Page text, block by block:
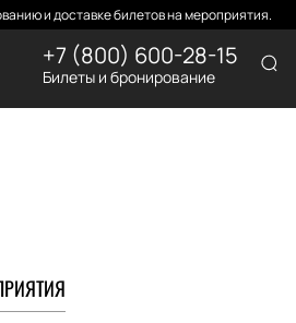
и доставке билетов на мероприятия.
+7 (800) 600-28-15
Билеты и бронирование